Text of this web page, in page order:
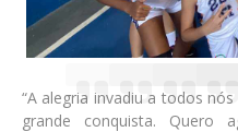
“A alegria invadiu a todos
grande conquista. Quero